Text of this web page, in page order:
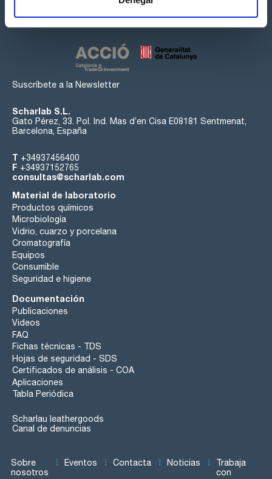
Suscríbete a la Newsletter
Scharlab S.L.
Gato Pérez, 33. Pol. Ind. Mas d’en Cisa E08181 Sentmenat,
Barcelona, España
T +34937456400
F +34937152765
consultas@scharlab.com
Material de laboratorio
Productos químicos
Microbiología
Vidrio, cuarzo y porcelana
Cromatografía
Equipos
Consumible
Seguridad e higiene
Documentación
Publicaciones
Videos
FAQ
Fichas técnicas - TDS
Hojas de seguridad - SDS
Certificados de análisis - COA
Aplicaciones
Tabla Periódica
Scharlau leathergoods
Canal de denuncias
Sobre
nosotros
Eventos Contacta Noticias
Trabaja
con